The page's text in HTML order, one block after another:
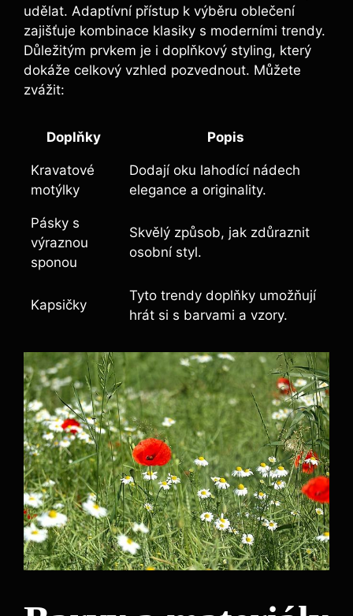
udělat. Adaptívní přístup k výběru oblečení
zajišťuje kombinace klasiky s moderními trendy.
Důležitým prvkem je i doplňkový styling, který
dokáže celkový vzhled pozvednout. Můžete
zvážit:
Doplňky Popis
Kravatové
motýlky
Dodají oku lahodící nádech
elegance a originality.
Pásky s
výraznou
sponou
Skvělý způsob, jak zdůraznit
osobní styl.
Kapsičky
Tyto trendy doplňky umožňují
hrát si s barvami a vzory.